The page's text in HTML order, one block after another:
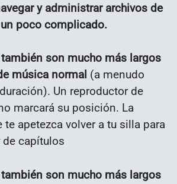
y administrar archivos de
poco complicado.
también son mucho más largos
música normal (a menudo
Un reproductor de
marcará su posición. La
te apetezca volver a tu silla para
de capítulos
también son mucho más largos